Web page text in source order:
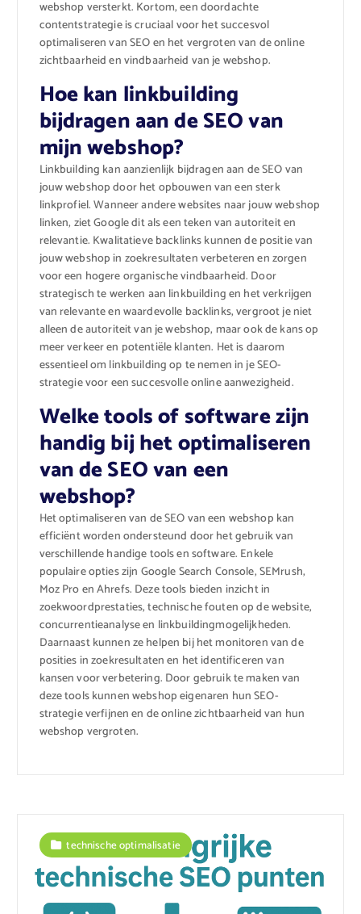
webshop versterkt. Kortom, een doordachte
contentstrategie is cruciaal voor het succesvol
optimaliseren van SEO en het vergroten van de online
zichtbaarheid en vindbaarheid van je webshop.
Hoe kan linkbuilding
bijdragen aan de SEO van
mijn webshop?
Linkbuilding kan aanzienlijk bijdragen aan de SEO van
jouw webshop door het opbouwen van een sterk
linkprofiel. Wanneer andere websites naar jouw webshop
linken, ziet Google dit als een teken van autoriteit en
relevantie. Kwalitatieve backlinks kunnen de positie van
jouw webshop in zoekresultaten verbeteren en zorgen
voor een hogere organische vindbaarheid. Door
strategisch te werken aan linkbuilding en het verkrijgen
van relevante en waardevolle backlinks, vergroot je niet
alleen de autoriteit van je webshop, maar ook de kans op
meer verkeer en potentiële klanten. Het is daarom
essentieel om linkbuilding op te nemen in je SEO-
strategie voor een succesvolle online aanwezigheid.
Welke tools of software zijn
handig bij het optimaliseren
van de SEO van een
webshop?
Het optimaliseren van de SEO van een webshop kan
efficiënt worden ondersteund door het gebruik van
verschillende handige tools en software. Enkele
populaire opties zijn Google Search Console, SEMrush,
Moz Pro en Ahrefs. Deze tools bieden inzicht in
zoekwoordprestaties, technische fouten op de website,
concurrentieanalyse en linkbuildingmogelijkheden.
Daarnaast kunnen ze helpen bij het monitoren van de
posities in zoekresultaten en het identificeren van
kansen voor verbetering. Door gebruik te maken van
deze tools kunnen webshop eigenaren hun SEO-
strategie verfijnen en de online zichtbaarheid van hun
webshop vergroten.
technische optimalisatie